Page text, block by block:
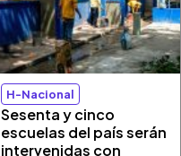
H-Nacional
Sesenta y cinco
escuelas del país serán
intervenidas con